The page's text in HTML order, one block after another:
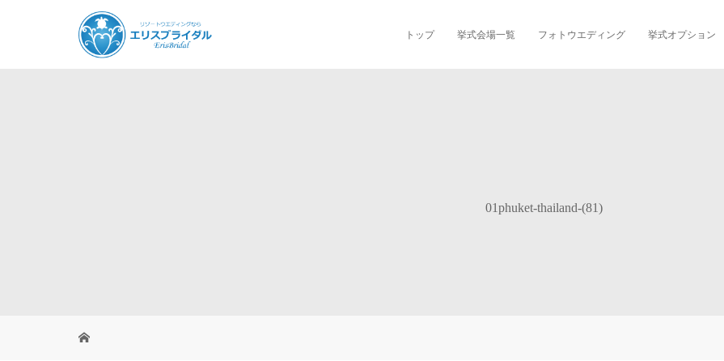
トップ 挙式会場一覧 フォトウエディング 挙式オプション
01phuket-thailand-(81)